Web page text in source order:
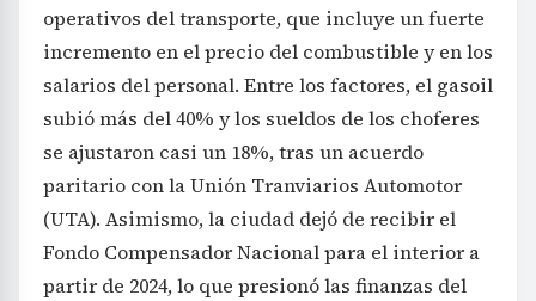
operativos del transporte, que incluye un fuerte
incremento en el precio del combustible y en los
salarios del personal. Entre los factores, el gasoil
subió más del 40% y los sueldos de los choferes
se ajustaron casi un 18%, tras un acuerdo
paritario con la Unión Tranviarios Automotor
(UTA). Asimismo, la ciudad dejó de recibir el
Fondo Compensador Nacional para el interior a
partir de 2024, lo que presionó las finanzas del